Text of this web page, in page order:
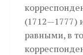
(1712—1777)
равными, в